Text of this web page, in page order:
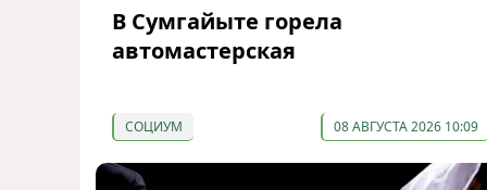
В Сумгайыте горела
автомастерская
СОЦИУМ 08 АВГУСТА 2026 10:09